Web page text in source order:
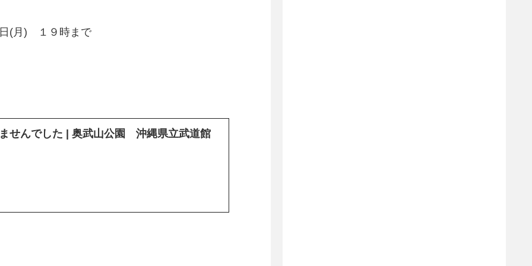
日(月) １９時まで
せんでした | 奥武山公園 沖縄県立武道館